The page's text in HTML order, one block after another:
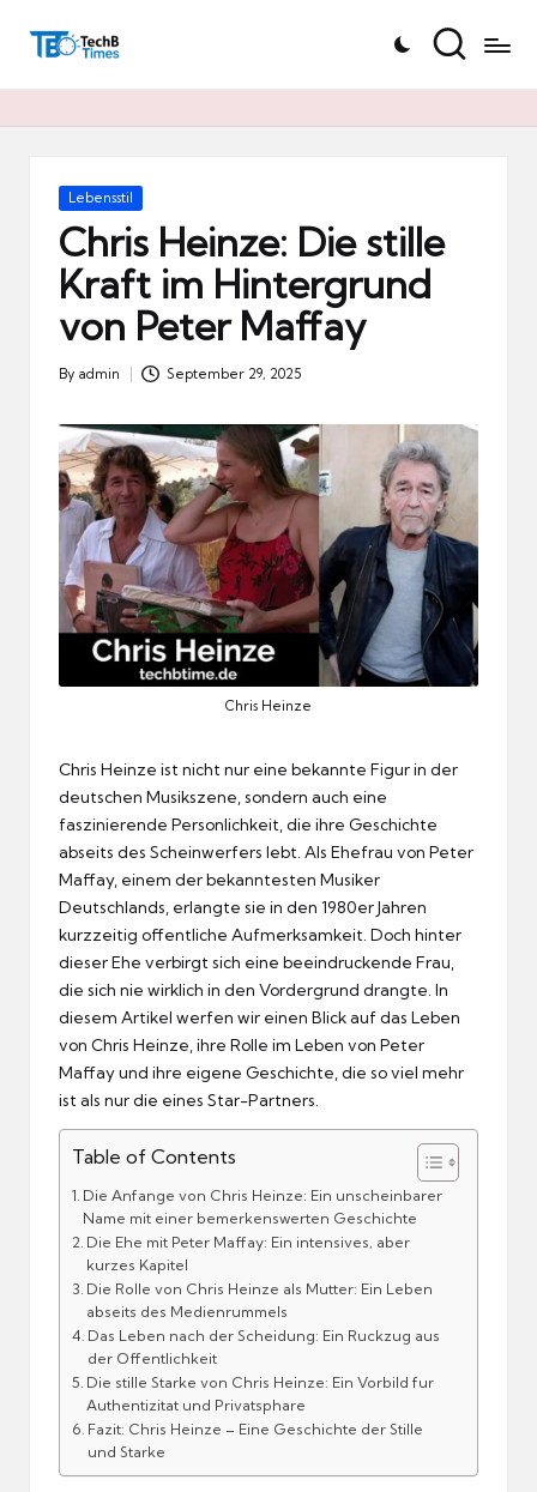
T
h
Posted
Lebensstil
Chris Heinze: Die stille
Kraft im Hintergrund
von Peter Maffay
Posted
By admin September 29, 2025
Chris Heinze
Chris Heinze ist nicht nur eine bekannte Figur in der
deutschen Musikszene, sondern auch eine
faszinierende Personlichkeit, die ihre Geschichte
abseits des Scheinwerfers lebt. Als Ehefrau von Peter
Maffay, einem der bekanntesten Musiker
Deutschlands, erlangte sie in den 1980er Jahren
kurzzeitig offentliche Aufmerksamkeit. Doch hinter
dieser Ehe verbirgt sich eine beeindruckende Frau,
die sich nie wirklich in den Vordergrund drangte. In
diesem Artikel werfen wir einen Blick auf das Leben
von Chris Heinze, ihre Rolle im Leben von Peter
Maffay und ihre eigene Geschichte, die so viel mehr
ist als nur die eines Star-Partners.
Table of Contents
Die Anfange von Chris Heinze: Ein unscheinbarer
Name mit einer bemerkenswerten Geschichte
Die Ehe mit Peter Maffay: Ein intensives, aber
kurzes Kapitel
Die Rolle von Chris Heinze als Mutter: Ein Leben
abseits des Medienrummels
Das Leben nach der Scheidung: Ein Ruckzug aus
der Offentlichkeit
Die stille Starke von Chris Heinze: Ein Vorbild fur
Authentizitat und Privatsphare
Fazit: Chris Heinze – Eine Geschichte der Stille
und Starke